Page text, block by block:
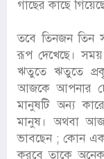
গাছের কাছে
তবে তিনজন তিন
রূপ দেখেছে।
ঋতুতে ঋতুতে
আজকে আপনার
মানুষটি অন্য
মানুষ। অথবা
ভাবছেন ; কোন
করবে তাকে